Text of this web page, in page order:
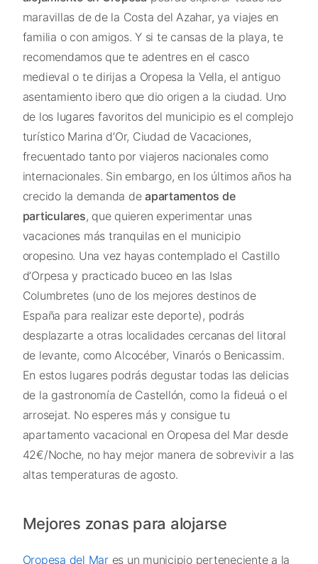
maravillas de de la Costa del Azahar, ya viajes en
familia o con amigos. Y si te cansas de la playa, te
recomendamos que te adentres en el casco
medieval o te dirijas a Oropesa la Vella, el antiguo
asentamiento ibero que dio origen a la ciudad. Uno
de los lugares favoritos del municipio es el complejo
turístico Marina d’Or, Ciudad de Vacaciones,
frecuentado tanto por viajeros nacionales como
internacionales. Sin embargo, en los últimos años ha
crecido la demanda de apartamentos de
particulares, que quieren experimentar unas
vacaciones más tranquilas en el municipio
oropesino. Una vez hayas contemplado el Castillo
d’Orpesa y practicado buceo en las Islas
Columbretes (uno de los mejores destinos de
España para realizar este deporte), podrás
desplazarte a otras localidades cercanas del litoral
de levante, como Alcocéber, Vinarós o Benicassim.
En estos lugares podrás degustar todas las delicias
de la gastronomía de Castellón, como la fideuá o el
arrosejat. No esperes más y consigue tu
apartamento vacacional en Oropesa del Mar desde
42€/Noche, no hay mejor manera de sobrevivir a las
altas temperaturas de agosto.
Mejores zonas para alojarse
Oropesa del Mares un municipio perteneciente a la